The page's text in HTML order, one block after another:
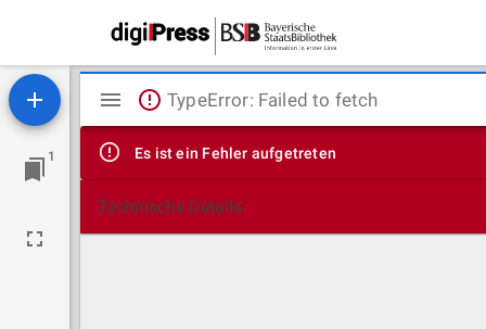
1
Mirador
Viewer
TypeError: Failed to fetch
Es ist ein Fehler aufgetreten
Technische Details